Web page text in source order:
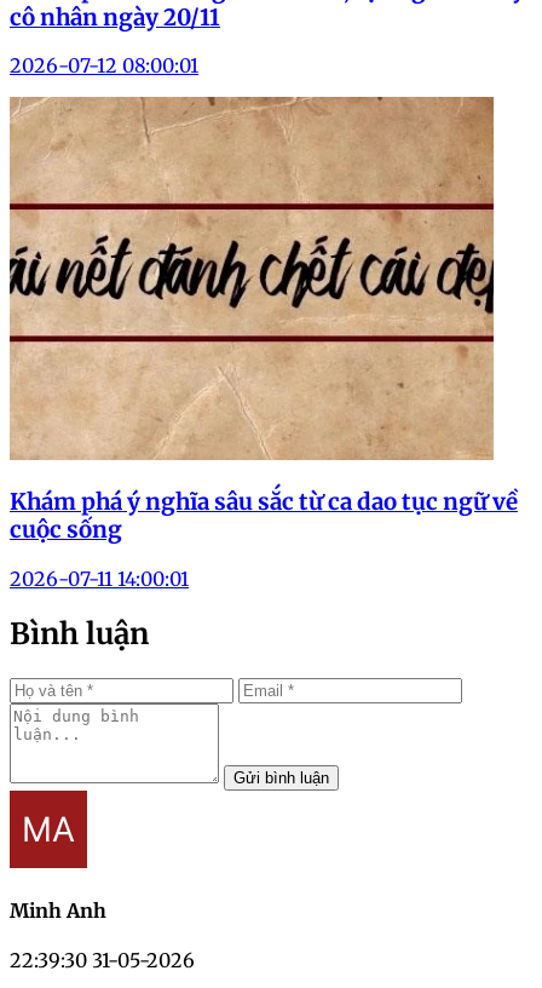
cô nhân ngày 20/11
2026-07-12 08:00:01
Khám phá ý nghĩa sâu sắc từ ca dao tục ngữ về
cuộc sống
2026-07-11 14:00:01
Bình luận
Gửi bình luận
Minh Anh
22:39:30 31-05-2026